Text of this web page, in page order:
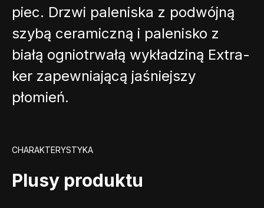
piec. Drzwi paleniska z podwójną
szybą ceramiczną i palenisko z
białą ogniotrwałą wykładziną Extra-
ker zapewniającą jaśniejszy
płomień.
CHARAKTERYSTYKA
Plusy produktu